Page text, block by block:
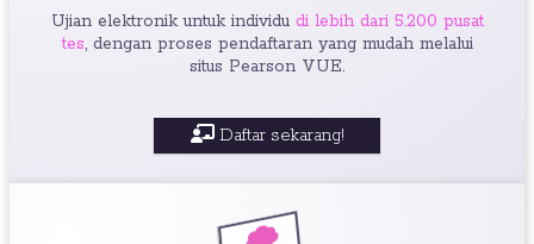
Ujian elektronik untuk individudi lebih dari 5.200 pusat
tes, dengan proses pendaftaran yang mudah melalui
situs Pearson VUE.
Daftar sekarang!